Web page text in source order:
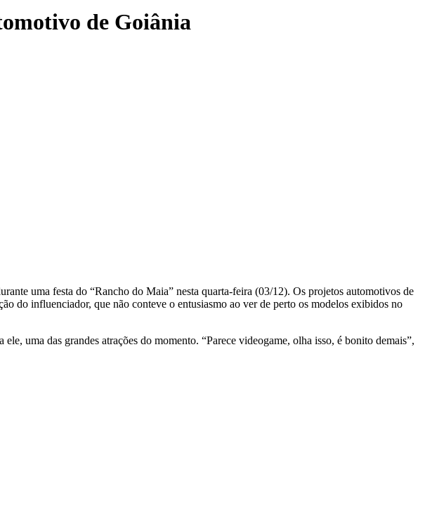
de Goiânia
uma festa do “Rancho do Maia” nesta quarta-feira (03/12). Os projetos automotivos de
do influenciador, que não conteve o entusiasmo ao ver de perto os modelos exibidos no
uma das grandes atrações do momento. “Parece videogame, olha isso, é bonito demais”,